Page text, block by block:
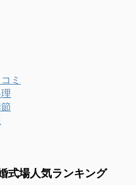
ミ
式場人気ランキング